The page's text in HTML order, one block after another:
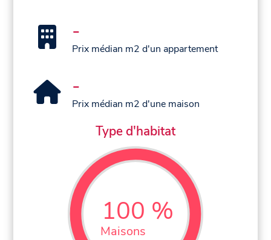
-
Prix médian m2 d'un appartement
-
Prix médian m2 d'une maison
Type d'habitat
100 %
Maisons